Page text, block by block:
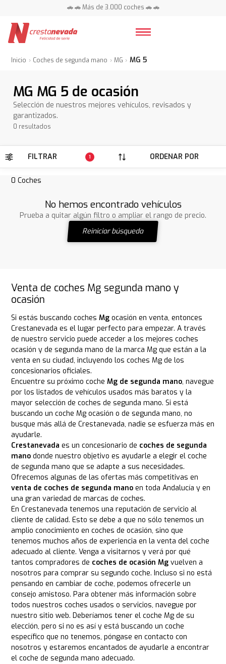
🚗 🚗 Más de 3.000 coches 🚗 🚗
Inicio Coches de segunda mano MG MG 5
MG MG 5 de ocasión
Selección de nuestros mejores vehículos, revisados y
garantizados.
0 resultados
FILTRAR 1 ORDENAR POR
0 Coches
No hemos encontrado vehículos
Prueba a quitar algún filtro o ampliar el rango de precio.
Reiniciar búsqueda
Venta de coches Mg segunda mano y
ocasión
Si estás buscando cochesMg ocasión en venta, entonces
Crestanevada es el lugar perfecto para empezar. A través
de nuestro servicio puede acceder a los mejores coches
ocasión y de segunda mano de la marca Mg que están a la
venta en su ciudad, incluyendo los coches Mg de los
concesionarios oficiales.
Encuentre su próximo cocheMg de segunda mano, navegue
por los listados de vehículos usados más baratos y la
mayor selección de coches de segunda mano. Si está
buscando un coche Mg ocasión o de segunda mano, no
busque más allá de Crestanevada, nadie se esfuerza más en
ayudarle.
Crestanevada es un concesionario de coches de segunda
mano donde nuestro objetivo es ayudarle a elegir el coche
de segunda mano que se adapte a sus necesidades.
Ofrecemos algunas de las ofertas más competitivas en
venta de coches de segunda mano en toda Andalucía y en
una gran variedad de marcas de coches.
En Crestanevada tenemos una reputación de servicio al
cliente de calidad. Esto se debe a que no sólo tenemos un
amplio conocimiento en coches de ocasión, sino que
tenemos muchos años de experiencia en la venta del coche
adecuado al cliente. Venga a visitarnos y verá por qué
tantos compradores de coches de ocasión Mg vuelven a
nosotros para comprar su segundo coche. Incluso si no está
pensando en cambiar de coche, podemos ofrecerle un
consejo amistoso. Para obtener más información sobre
todos nuestros coches usados o servicios, navegue por
nuestro sitio web. Deberíamos tener el coche Mg de su
elección, pero si no es así y está buscando un coche
específico que no tenemos, póngase en contacto con
nosotros y estaremos encantados de ayudarle a encontrar
el coche de segunda mano adecuado.